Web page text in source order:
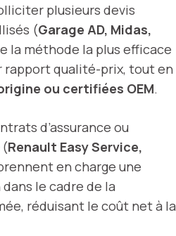
plusieurs devis
(Garage AD, Midas,
la méthode la plus efficace
rapport qualité-prix, tout en
ou certifiées OEM.
d’assurance ou
Renault Easy Service,
en charge une
le cadre de la
réduisant le coût net à la